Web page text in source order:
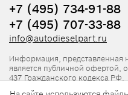
+7 (495) 734-91-88
+7 (495) 707-33-88
info@autodieselpart.ru
Информация, представленная
является публичной офертой,
437 Гражданского кодекса РФ.